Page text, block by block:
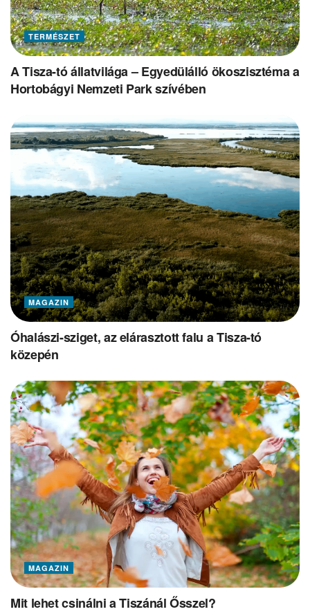
TERMÉSZET
A Tisza-tó állatvilága – Egyedülálló ökoszisztéma a
Hortobágyi Nemzeti Park szívében
MAGAZIN
Óhalászi-sziget, az elárasztott falu a Tisza-tó
közepén
MAGAZIN
Mit lehet csinálni a Tiszánál Ősszel?